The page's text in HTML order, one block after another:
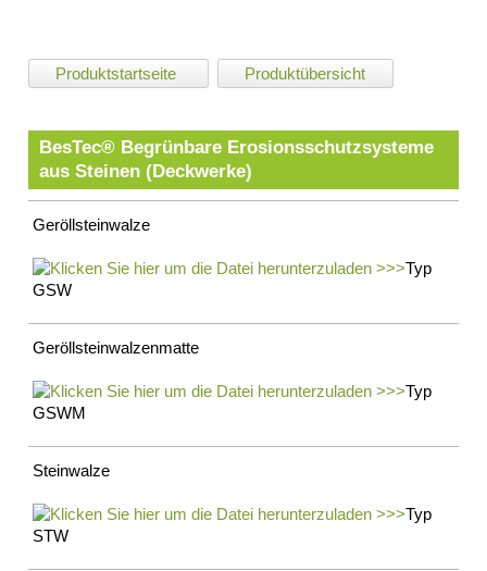
MENÜ
Anwendungsgebiete
Erosionsschutz
Röhrichtinseln
Röhrichtwalzen
Steinwalzen
Erosionsschutzmatten
Röhrichtballen
Faschinen
Geroellmatten
Impressum
Datenschutz
MENÜ
SCHLIESSEN
Produktstartseite Produktübersicht
BesTec® Begrünbare Erosionsschutzsysteme
aus Steinen (Deckwerke)
Geröllsteinwalze
Typ
GSW
Geröllsteinwalzenmatte
Typ
GSWM
Steinwalze
Typ
STW